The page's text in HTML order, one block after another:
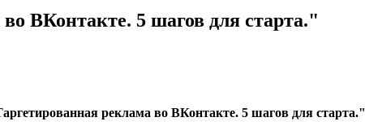
ВКонтакте. 5 шагов для старта."
реклама во ВКонтакте. 5 шагов для старта."